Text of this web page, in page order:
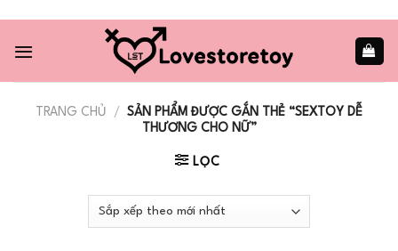
content
TRANG CHỦ /
SẢN PHẨM ĐƯỢC GẮN THẺ “SEXTOY DỄ
THƯƠNG CHO NỮ”
LỌC